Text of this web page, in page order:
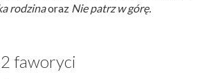
rodzinaoraz Nie patrz w górę.
faworyci